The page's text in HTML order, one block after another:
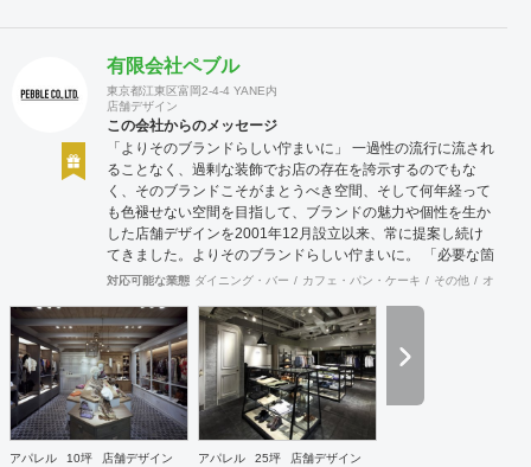
有限会社ペブル
東京都江東区富岡2-4-4 YANE内
店舗デザイン
この会社からのメッセージ
「よりそのブランドらしい佇まいに」 一過性の流行に流され
ることなく、過剰な装飾でお店の存在を誇示するのでもな
く、そのブランドこそがまとうべき空間、そして何年経って
も色褪せない空間を目指して、ブランドの魅力や個性を生か
した店舗デザインを2001年12月設立以来、常に提案し続け
てきました。よりそのブランドらしい佇まいに。 「必要な箇
所に、必要なデザインを」 2012年からはさらにその思いを
らブランディングまで総合的にブランドの出店をバックアッ
プできる体制も整えてきました。そのブランドにとってまず
何を優先すべきか、何が本当に必要なのか、そこをきちんと
アドバイスできる会社でありたいと思っています。 業務内容
・店舗設計（物販店／飲食店／美容室など） ・ブランディン
グ及びディレクション業務 ・出店におけるトータルデザイン
対応可能な業態 ダイニング・バー カフェ・パン・ケーキ その他 オフィス
アパレル 10坪 店舗デザイン アパレル 25坪 店舗デザイン